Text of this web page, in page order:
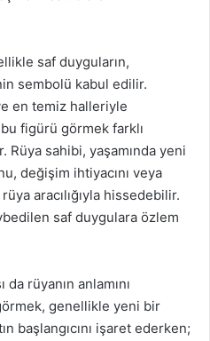
saf duyguların,
sembolü kabul edilir.
en temiz halleriyle
figürü görmek farklı
Rüya sahibi, yaşamında yeni
değişim ihtiyacını veya
aracılığıyla hissedebilir.
saf duygulara özlem
rüyanın anlamını
genellikle yeni bir
başlangıcını işaret ederken;